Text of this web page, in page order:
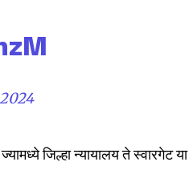
and
जिल्हा न्यायालय ते स्वारगेट या